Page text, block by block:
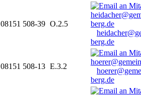
08151 508-39 O.2.5
berg.de
08151 508-13 E.3.2
berg.de